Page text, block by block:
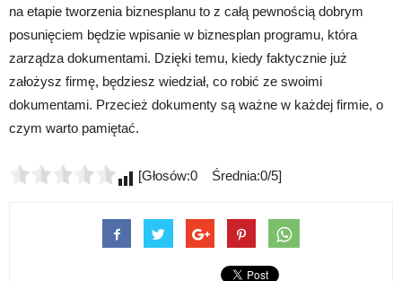
na etapie tworzenia biznesplanu to z całą pewnością dobrym
posunięciem będzie wpisanie w biznesplan programu, która
zarządza dokumentami. Dzięki temu, kiedy faktycznie już
założysz firmę, będziesz wiedział, co robić ze swoimi
dokumentami. Przecież dokumenty są ważne w każdej firmie, o
czym warto pamiętać.
[Głosów:0 Średnia:0/5]